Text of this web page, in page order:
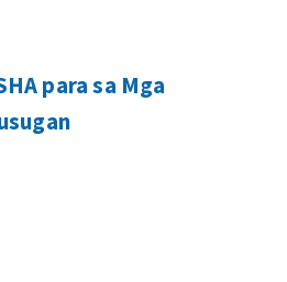
para sa Mga